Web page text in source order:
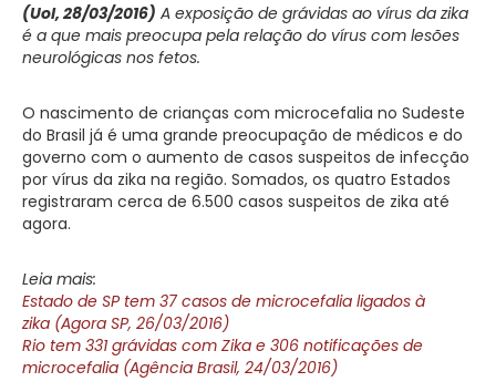
(Uol, 28/03/2016) A exposição de grávidas ao vírus da zika
é a que mais preocupa pela relação do vírus com lesões
neurológicas nos fetos.
O nascimento de crianças com microcefalia no Sudeste
do Brasil já é uma grande preocupação de médicos e do
governo com o aumento de casos suspeitos de infecção
por vírus da zika na região. Somados, os quatro Estados
registraram cerca de 6.500 casos suspeitos de zika até
agora.
Leia mais:
Estado de SP tem 37 casos de microcefalia ligados à
zika (Agora SP, 26/03/2016)
Rio tem 331 grávidas com Zika e 306 notificações de
microcefalia (Agência Brasil, 24/03/2016)